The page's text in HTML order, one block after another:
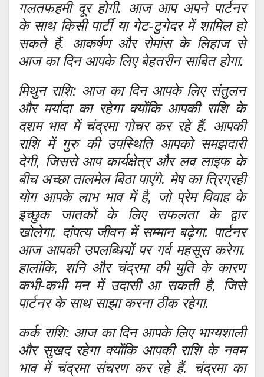
गलतफहमी दूर होगी. आज आप अपने पार्टनर
के साथ किसी पार्टी या गेट-टुगेदर में शामिल हो
सकते हैं. आकर्षण और रोमांस के लिहाज से
आज का दिन आपके लिए बेहतरीन साबित होगा.
मिथुन राशि: आज का दिन आपके लिए संतुलन
और मर्यादा का रहेगा क्योंकि आपकी राशि के
दशम भाव में चंद्रमा गोचर कर रहे हैं. आपकी
राशि में गुरु की उपस्थिति आपको समझदारी
देगी, जिससे आप कार्यक्षेत्र और लव लाइफ के
बीच अच्छा तालमेल बिठा पाएंगे. मेष का त्रिग्रही
योग आपके लाभ भाव में है, जो प्रेम विवाह के
इच्छुक जातकों के लिए सफलता के द्वार
खोलेगा. दांपत्य जीवन में सम्मान बढ़ेगा. पार्टनर
आज आपकी उपलब्धियों पर गर्व महसूस करेगा.
हालांकि, शनि और चंद्रमा की युति के कारण
कभी-कभी मन में उदासी आ सकती है, जिसे
पार्टनर के साथ साझा करना ठीक रहेगा.
कर्क राशि: आज का दिन आपके लिए भाग्यशाली
और सुखद रहेगा क्योंकि आपकी राशि के नवम
भाव में चंद्रमा संचरण कर रहे हैं. चंद्रमा का